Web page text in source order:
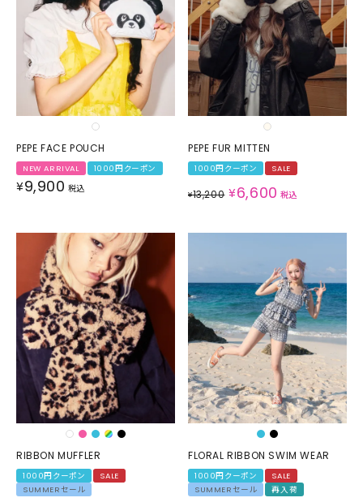
PEPE FACE POUCH
NEW ARRIVAL 1000円クーポン
¥9,900 税込
PEPE FUR MITTEN
1000円クーポン SALE
¥13,200 ¥6,600 税込
RIBBON MUFFLER
1000円クーポン
SALE
SUMMERセール
FLORAL RIBBON SWIM WEAR
1000円クーポン
SALE
SUMMERセール
再入荷